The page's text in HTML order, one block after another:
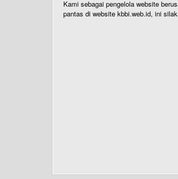
Kami sebagai pengelola website
pantas di website kbbi.web.id, ini